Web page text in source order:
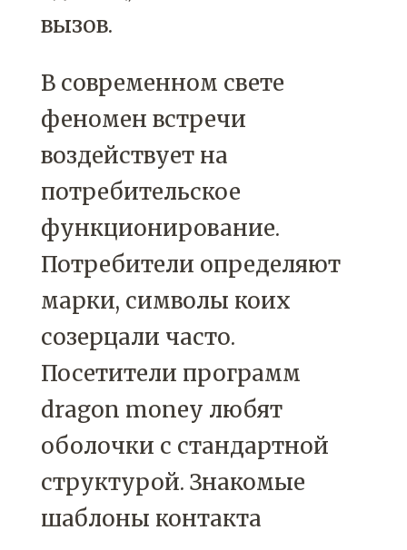
вызов.
В современном свете
феномен встречи
воздействует на
потребительское
функционирование.
Потребители определяют
марки, символы коих
созерцали часто.
Посетители программ
dragon money любят
оболочки с стандартной
структурой. Знакомые
шаблоны контакта